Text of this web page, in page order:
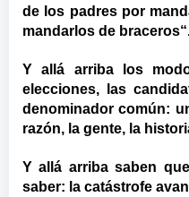
de los padres por
mandarlos de
Y allá arriba los
elecciones, las
denominador común:
razón, la gente, la
Y allá arriba saben
saber: la catástrofe